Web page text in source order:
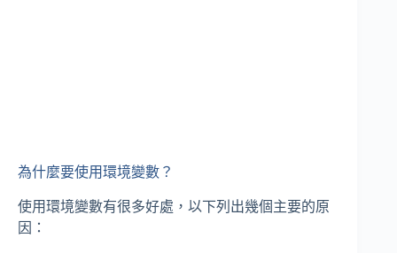
為什麼要使用環境變數？
使用環境變數有很多好處，以下列出幾個主要的原
因：